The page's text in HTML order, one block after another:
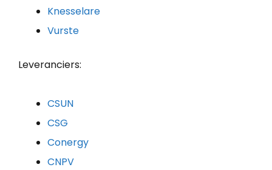
Knesselare
Vurste
Leveranciers:
CSUN
CSG
Conergy
CNPV